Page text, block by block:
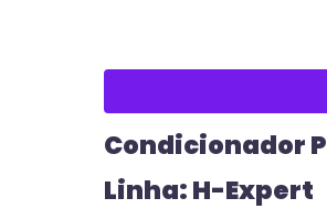
Condicionador
Linha: H-Expert